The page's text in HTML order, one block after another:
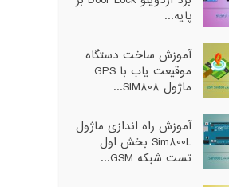
پایه...
آموزش ساخت دستگاه
موقیعت یاب با GPS
ماژول SIM808...
آموزش راه اندازی ماژول
Sim800L بخش اول
تست شبکه GSM...